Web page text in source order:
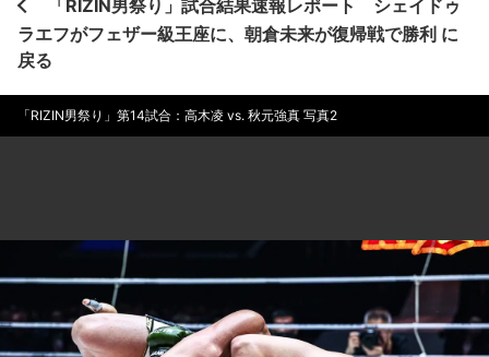
「RIZIN男祭り」試合結果速報レポート シェイドゥ
ラエフがフェザー級王座に、朝倉未来が復帰戦で勝利 に
戻る
「RIZIN男祭り」第14試合：高木凌 vs. 秋元強真 写真2